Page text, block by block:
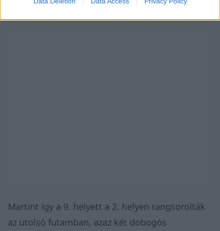
Martint így a 9. helyett a 2. helyen rangsorolták
az utolsó futamban, azaz két dobogós